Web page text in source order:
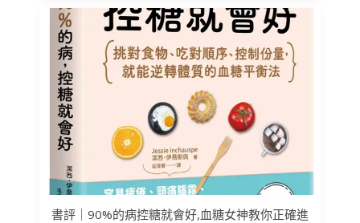
書評｜90%的病控糖就會好,血糖女神教你正確進